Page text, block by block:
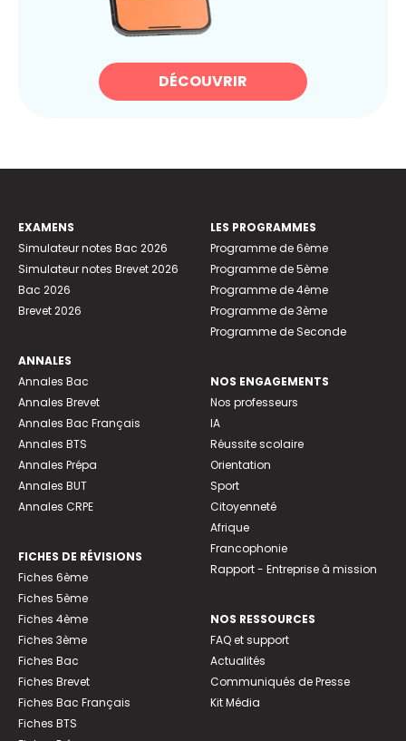
DÉCOUVRIR
EXAMENS
Simulateur notes Bac 2026
Simulateur notes Brevet 2026
Bac 2026
Brevet 2026
ANNALES
Annales Bac
Annales Brevet
Annales Bac Français
Annales BTS
Annales Prépa
Annales BUT
Annales CRPE
FICHES DE RÉVISIONS
Fiches 6ème
Fiches 5ème
Fiches 4ème
Fiches 3ème
Fiches Bac
Fiches Brevet
Fiches Bac Français
Fiches BTS
LES PROGRAMMES
Programme de 6ème
Programme de 5ème
Programme de 4ème
Programme de 3ème
Programme de Seconde
NOS ENGAGEMENTS
Nos professeurs
IA
Réussite scolaire
Orientation
Sport
Citoyenneté
Afrique
Francophonie
Rapport - Entreprise à mission
NOS RESSOURCES
FAQ et support
Actualités
Communiqués de Presse
Kit Média